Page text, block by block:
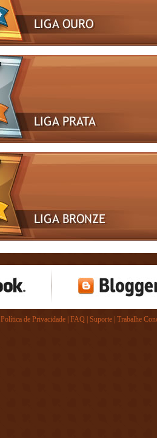
Política de Privacidade| FAQ Suporte| Trabalhe